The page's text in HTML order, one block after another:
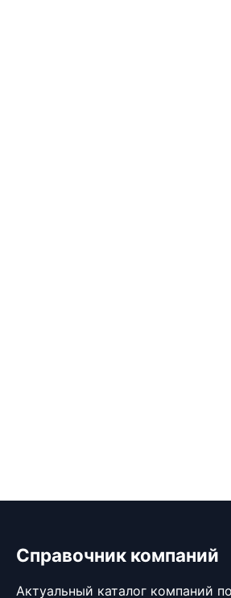
Справочник компаний
Актуальный каталог компаний